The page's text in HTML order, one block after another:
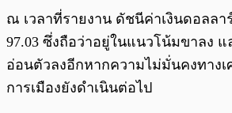
ณ เวลาที่รายงาน ดัชนีค่าเงินดอลลา
97.03 ซึ่งถือว่าอยู่ในแนวโน้มขาลง
อ่อนตัวลงอีกหากความไม่มั่นคงทางเ
การเมืองยังดำเนินต่อไป